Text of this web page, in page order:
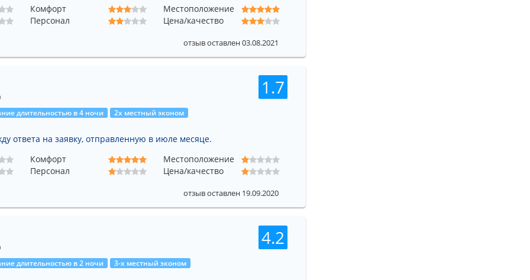
Комфорт
Местоположение
Персонал Цена/качество
отзыв оставлен 03.08.2021
1.7
длительностью в 4 ночи 2х местный эконом
ответа на заявку, отправленную в июле месяце.
Комфорт
Местоположение
Персонал Цена/качество
отзыв оставлен 19.09.2020
4.2
длительностью в 2 ночи 3-х местный эконом